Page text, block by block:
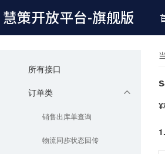
慧策开放平台-旗舰版
所有接口
订单类
销售出库单查询
物流同步状态回传